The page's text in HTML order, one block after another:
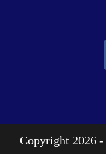
Copyright 2026 -